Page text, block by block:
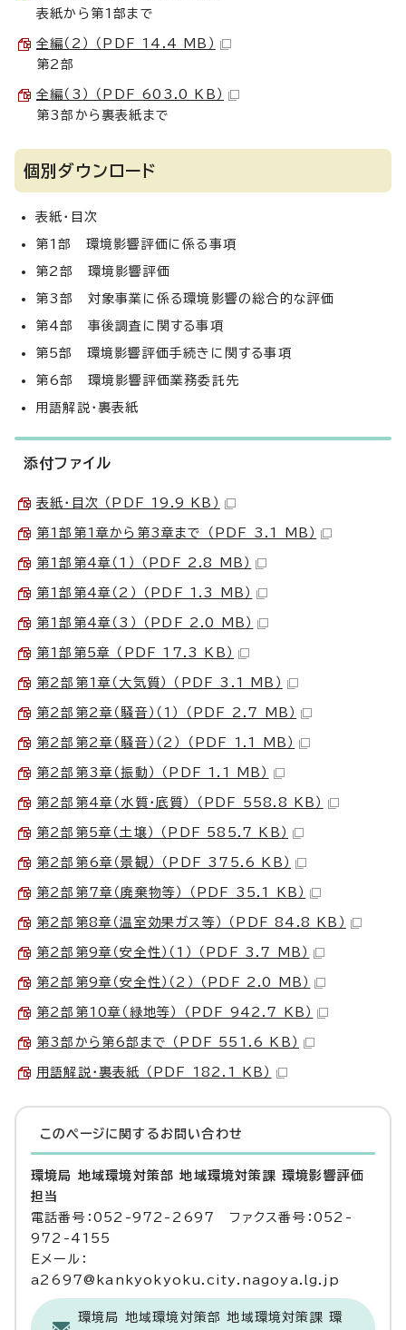
表紙から第1部まで
全編（2） （PDF 14.4 MB）
第2部
全編（3） （PDF 603.0 KB）
第3部から裏表紙まで
個別ダウンロード
表紙・目次
第1部 環境影響評価に係る事項
第2部 環境影響評価
第3部 対象事業に係る環境影響の総合的な評価
第4部 事後調査に関する事項
第5部 環境影響評価手続きに関する事項
第6部 環境影響評価業務委託先
用語解説・裏表紙
添付ファイル
表紙・目次 （PDF 19.9 KB）
第1部第1章から第3章まで （PDF 3.1 MB）
第1部第4章（1） （PDF 2.8 MB）
第1部第4章（2） （PDF 1.3 MB）
第1部第4章（3） （PDF 2.0 MB）
第1部第5章 （PDF 17.3 KB）
第2部第1章（大気質） （PDF 3.1 MB）
第2部第2章（騒音）（1） （PDF 2.7 MB）
第2部第2章（騒音）（2） （PDF 1.1 MB）
第2部第3章（振動） （PDF 1.1 MB）
第2部第4章（水質・底質） （PDF 558.8 KB）
第2部第5章（土壌） （PDF 585.7 KB）
第2部第6章（景観） （PDF 375.6 KB）
第2部第7章（廃棄物等） （PDF 35.1 KB）
第2部第8章（温室効果ガス等） （PDF 84.8 KB）
第2部第9章（安全性）（1） （PDF 3.7 MB）
第2部第9章（安全性）（2） （PDF 2.0 MB）
第2部第10章（緑地等） （PDF 942.7 KB）
第3部から第6部まで （PDF 551.6 KB）
用語解説・裏表紙 （PDF 182.1 KB）
このページに関する お問い合わせ
環境局 地域環境対策部 地域環境対策課 環境影響評価
担当
電話番号：052-972-2697 ファクス番号：052-
972-4155
Eメール：
a2697@kankyokyoku.city.nagoya.lg.jp
環境局 地域環境対策部 地域環境対策課 環